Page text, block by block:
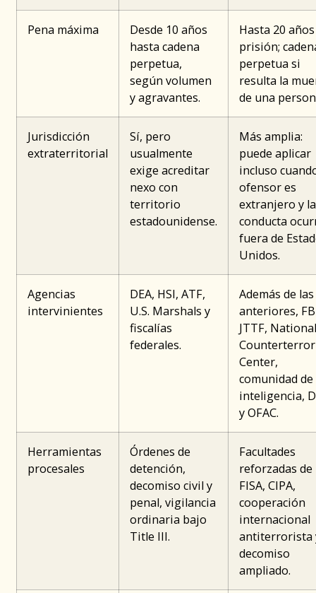
Pena máxima
Desde 10 años
hasta cadena
perpetua,
según volumen
y agravantes.
Hasta 20
prisión;
perpetua si
resulta la
de una
Jurisdicción
extraterritorial
Sí, pero
usualmente
exige acreditar
nexo con
territorio
estadounidense.
Más amplia:
puede aplicar
incluso
ofensor es
extranjero y la
conducta
fuera de
Unidos.
Agencias
intervinientes
DEA, HSI, ATF,
U.S. Marshals y
fiscalías
federales.
Además de las
anteriores,
JTTF, National
Center,
comunidad de
inteligencia,
y OFAC.
Herramientas
procesales
Órdenes de
detención,
decomiso civil y
penal, vigilancia
ordinaria bajo
Title III.
Facultades
reforzadas de
FISA, CIPA,
cooperación
internacional
antiterrorista
decomiso
ampliado.